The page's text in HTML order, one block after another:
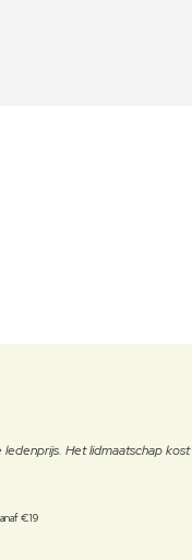
Het lidmaatschap kost
€19